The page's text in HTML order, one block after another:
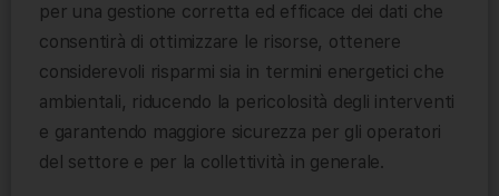
per una gestione corretta ed efficace dei dati che
consentirà di ottimizzare le risorse, ottenere
considerevoli risparmi sia in termini energetici che
ambientali, riducendo la pericolosità degli interventi
e garantendo maggiore sicurezza per gli operatori
del settore e per la collettività in generale.